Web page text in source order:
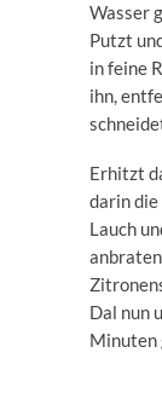
Wasser
Putzt
in feine
ihn,
Erhitzt
darin die
Lauch
Dal nun
Minuten